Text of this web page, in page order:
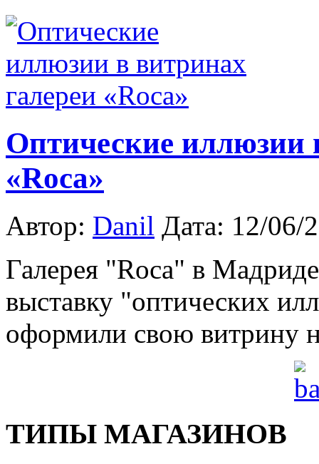
Оптические иллюзии
«Roca»
Автор: Danil Дата: 12/06/
Галерея "Roca" в
выставку "оптических
оформили свою витрину
ТИПЫ МАГАЗИНОВ